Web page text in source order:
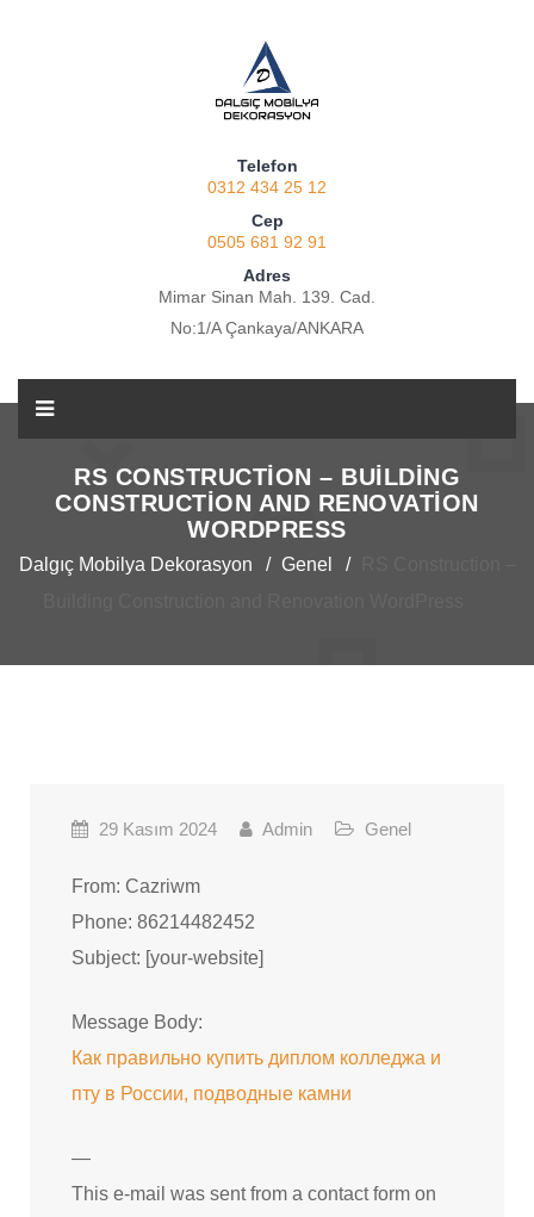
Telefon
0312 434 25 12
Cep
0505 681 92 91
Adres
Mimar Sinan Mah. 139. Cad.
No:1/A Çankaya/ANKARA
RS CONSTRUCTION – BUILDING
CONSTRUCTION AND RENOVATION
WORDPRESS
Dalgıç Mobilya Dekorasyon Genel
29 Kasım 2024 Admin Genel
From: Cazriwm
Phone: 86214482452
Subject: [your-website]
Message Body:
Как правильно купить диплом колледжа и
пту в России, подводные камни
—
This e-mail was sent from a contact form on